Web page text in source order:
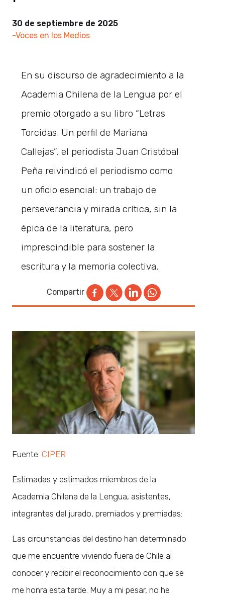
30 de septiembre de 2025
-Voces en los Medios
En su discurso de agradecimiento a la
Academia Chilena de la Lengua por el
premio otorgado a su libro “Letras
Torcidas. Un perfil de Mariana
Callejas”, el periodista Juan Cristóbal
Peña reivindicó el periodismo como
un oficio esencial: un trabajo de
perseverancia y mirada crítica, sin la
épica de la literatura, pero
imprescindible para sostener la
escritura y la memoria colectiva.
Compartir
Fuente: CIPER
Estimadas y estimados miembros de la
Academia Chilena de la Lengua, asistentes,
integrantes del jurado, premiados y premiadas:
Las circunstancias del destino han determinado
que me encuentre viviendo fuera de Chile al
conocer y recibir el reconocimiento con que se
me honra esta tarde. Muy a mi pesar, no he